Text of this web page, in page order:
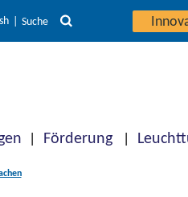
Suche
Förderung